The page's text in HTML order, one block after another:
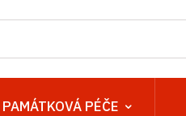
PAMÁTKOVÁ PÉČE